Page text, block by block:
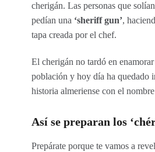
cherigán. Las personas que
pedían una ‘sheriff gun’,
tapa creada por el chef.
El cherigán no tardó en
población y hoy día ha quedado
historia almeriense con el nombre
Así se preparan los
Prepárate porque te vamos a